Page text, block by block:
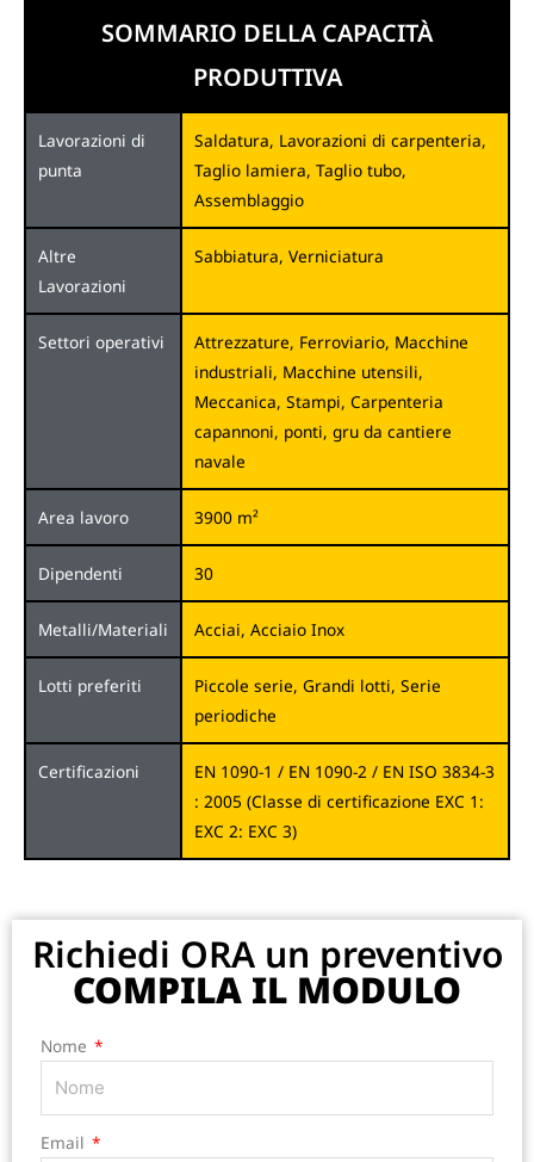
SOMMARIO DELLA CAPACITÀ
PRODUTTIVA
Lavorazioni di
punta
Saldatura, Lavorazioni di carpenteria,
Taglio lamiera, Taglio tubo,
Assemblaggio
Altre
Lavorazioni
Sabbiatura, Verniciatura
Settori operativi
Attrezzature, Ferroviario, Macchine
industriali, Macchine utensili,
Meccanica, Stampi, Carpenteria
capannoni, ponti, gru da cantiere
navale
Area lavoro 3900 m²
Dipendenti 30
Metalli/Materiali Acciai, Acciaio Inox
Lotti preferiti
Piccole serie, Grandi lotti, Serie
periodiche
Certificazioni
EN 1090-1 / EN 1090-2 / EN ISO 3834-3
: 2005 (Classe di certificazione EXC 1:
EXC 2: EXC 3)
Richiedi ORA un preventivo
COMPILA IL MODULO
Nome
Email